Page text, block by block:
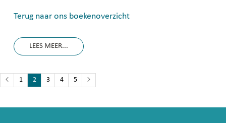
Terug naar ons boekenoverzicht
LEES MEER...
1 2 3 4 5